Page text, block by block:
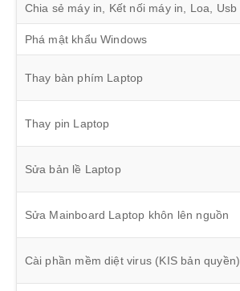
Chia sẻ máy in, Kết nối máy in, Loa, Usb
Phá mật khẩu Windows
Thay bàn phím Laptop
Thay pin Laptop
Sửa bản lề Laptop
Sửa Mainboard Laptop khôn lên nguồn
Cài phần mềm diệt virus (KIS bản quyền)